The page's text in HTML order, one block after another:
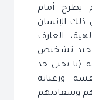
يطرح أمام
ذلك الإنسان
العارف
يجيد تشخيص
{يا يحيى خذ
ورغباته
وسعادتهم